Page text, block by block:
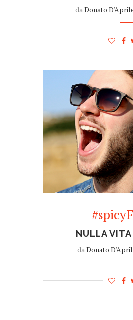
daDonato D'Aprile
NULLA VITA
daDonato